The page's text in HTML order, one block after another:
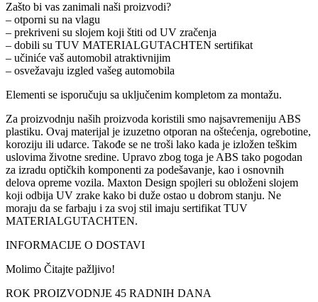
Zašto bi vas zanimali naši proizvodi?
– otporni su na vlagu
– prekriveni su slojem koji štiti od UV zračenja
– dobili su TUV MATERIALGUTACHTEN sertifikat
– učiniće vaš automobil atraktivnijim
– osvežavaju izgled vašeg automobila
Elementi se isporučuju sa uključenim kompletom za montažu.
Za proizvodnju naših proizvoda koristili smo najsavremeniju ABS
plastiku. Ovaj materijal je izuzetno otporan na oštećenja, ogrebotine,
koroziju ili udarce. Takođe se ne troši lako kada je izložen teškim
uslovima životne sredine. Upravo zbog toga je ABS tako pogodan
za izradu optičkih komponenti za podešavanje, kao i osnovnih
delova opreme vozila. Maxton Design spojleri su obloženi slojem
koji odbija UV zrake kako bi duže ostao u dobrom stanju. Ne
moraju da se farbaju i za svoj stil imaju sertifikat TUV
MATERIALGUTACHTEN.
INFORMACIJE O DOSTAVI
Molimo Čitajte pažljivo!
ROK PROIZVODNJE 45 RADNIH DANA